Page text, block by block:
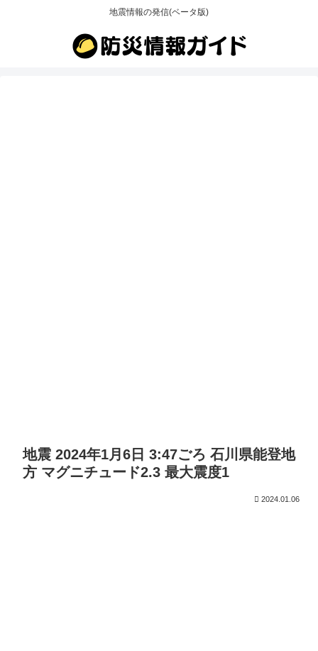
地震情報の発信(ベータ版)
地震 2024年1月6日 3:47ごろ 石川県能登地
方 マグニチュード2.3 最大震度1
2024.01.06